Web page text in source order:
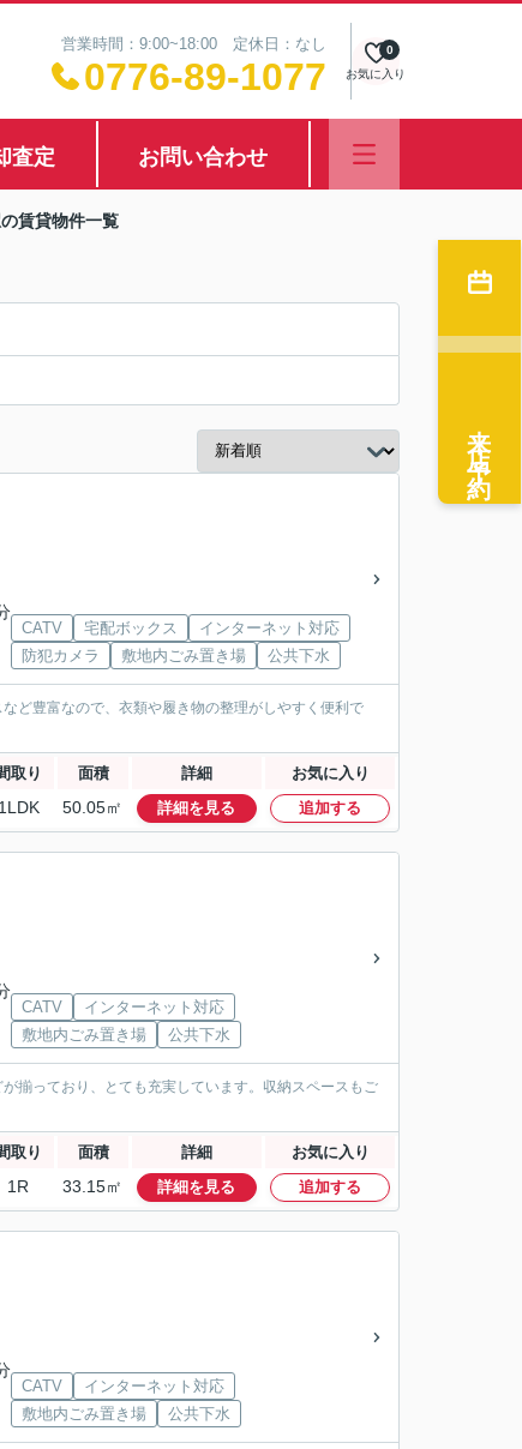
営業時間：9:00~18:00 定休日：なし
0776-89-1077 お気に入り
0
査定 お問い合わせ
賃貸物件一覧
CATV 宅配ボックス
インターネット対応
防犯カメラ
敷地内ごみ置き場 公共下水
ど豊富なので、衣類や履き物の整理がしやすく便利で
取り 面積 詳細 お気に入り
1LDK 50.05㎡ 詳細を見る 追加する
CATV
インターネット対応
敷地内ごみ置き場
公共下水
揃っており、とても充実しています。収納スペースもご
取り 面積 詳細 お気に入り
1R 33.15㎡ 詳細を見る 追加する
CATV
インターネット対応
敷地内ごみ置き場
公共下水
来店予約